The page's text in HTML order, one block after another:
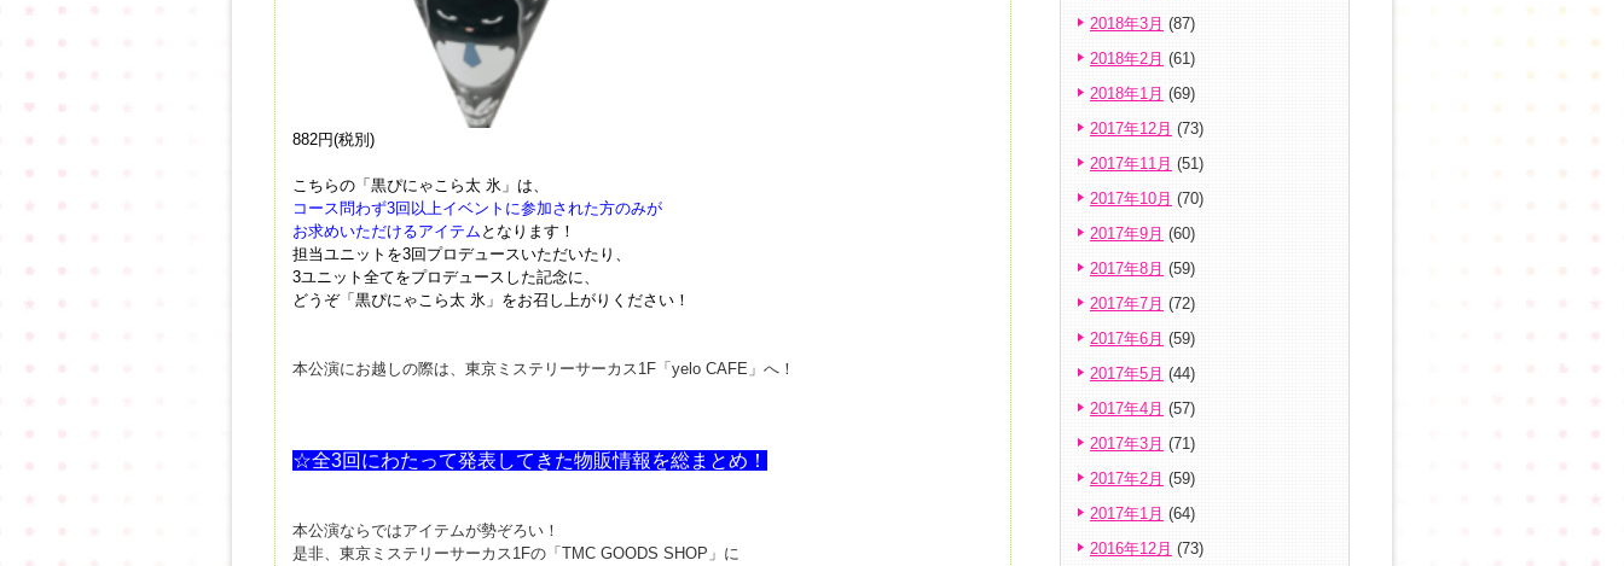
882円(税別)
こちらの 「黒ぴにゃこら太 氷」 は、
コース問わず3回以上イベントに参加された方のみが
お求めいただけるアイテム となります！
担当ユニットを3回プロデュースいただいたり、
3ユニット全てをプロデュースした記念に、
どうぞ「黒ぴにゃこら太 氷」をお召し上がりください！
本公演にお越しの際は、東京ミステリーサーカス1F「yelo CAFE」へ！
☆全3回にわたって発表してきた物販情報を総まとめ！
本公演ならではアイテムが勢ぞろい！
是非、東京ミステリーサーカス1Fの「TMC GOODS SHOP」に
2018年3月 (87)
2018年2月 (61)
2018年1月 (69)
2017年12月 (73)
2017年11月 (51)
2017年10月 (70)
2017年9月 (60)
2017年8月 (59)
2017年7月 (72)
2017年6月 (59)
2017年5月 (44)
2017年4月 (57)
2017年3月 (71)
2017年2月 (59)
2017年1月 (64)
2016年12月 (73)